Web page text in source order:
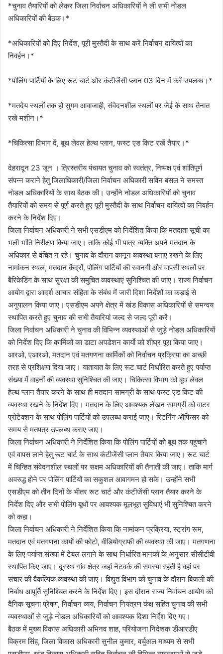
*चुनाव तैयारियों को लेकर जिला निर्वाचन अधिकारियों ने ली सभी नोडल
अधिकारियों की बैठक।*
*अधिकारियों को दिए निर्देश, पूरी मुस्तैदी के साथ करें निर्वाचन दायित्वों का
निवर्हन।*
*पोलिंग पार्टियों के लिए रूट चार्ट और कंटीजेंसी प्लान 03 दिन में करें उपलब्ध।*
*मतदेय स्थलों तक हो सुगम आवाजाही, संवेदनशील स्थलों पर जेई के साथ तैनात
रखे मशीन।*
*चिकित्सा विभाग दें, बूथ लेवल हेल्थ प्लान, फस्ट एड किट रखें तैयार।*
देहरादून 23 जून । त्रिस्तरीय पंचायत चुनाव को स्वतंत्र, निष्पक्ष एवं शांतिपूर्ण
संपन्न कराने हेतु जिलाधिकारी/जिला निर्वाचन अधिकारी सविन बंसल ने समस्त
नोडल अधिकारियों के साथ बैठक की। उन्होंने नोडल अधिकारियों को चुनाव
तैयारियों को समय से पूर्ण करते हुए पूरी मुस्तैदी के साथ निर्वाचन दायित्वों का निवर्हन
करने के निर्देश दिए।
जिला निर्वाचन अधिकारी ने सभी एसडीएम को निर्देशित किया कि मतदाता सूची का
भली भांति निरीक्षण किया जाए। ताकि कोई भी पात्र व्यक्ति अपने मतदान के
अधिकार से वंचित न रहे। चुनाव के दौरान कानून व्यवस्था बनाए रखने के लिए
नामांकन स्थल, मतदान केंद्रों, पोलिंग पार्टियों की रवानगी और वापसी स्थलों पर
बैरिकेडिंग के साथ सुरक्षा की समुचित व्यवस्थाएं सुनिश्चित की जाए। राज्य निर्वाचन
आयोग द्वारा आदर्श आचार संहिता के संबंध में जारी दिशा निर्देशों का कड़ाई से
अनुपालन किया जाए। एसडीएम अपने क्षेत्र में खंड विकास अधिकारियों से समन्वय
स्थापित करते हुए चुनाव की सभी तैयारियां जल्द से जल्द पूरी करें।
जिला निर्वाचन अधिकारी ने चुनाव की विभिन्न व्यवस्थाओं से जुड़े नोडल अधिकारियों
को निर्देश दिए कि कार्मिकों का डाटा अपडेशन कार्याे को शीघ्र पूरा किया जाए।
आरओ, एआरओ, मतदान एवं मतगणना कार्मिकों को निर्वाचन प्रक्रिया का अच्छी
तरह से प्रशिक्षण दिया जाए। यातायात के लिए रूट चार्ट निर्धारित करते हुए पर्याप्त
संख्या में वाहनों की व्यवस्था सुनिश्चित की जाए। चिकित्सा विभाग को बूथ लेवल
हेल्थ प्लान तैयार करने के साथ ही मतदान सामग्री के साथ फस्ट एड किट की
व्यवस्था रखने के निर्देश दिए। मतदान के लिए आवश्यक लेखन सामग्री को वाटर
प्रोटेक्शन के साथ पोलिंग पार्टियों को उपलब्ध कराई जाए। रिटर्निंग ऑफिसर को
समय से मतपत्र उपलब्ध कराए जाए।
जिला निर्वाचन अधिकारी ने निर्देशित किया कि पोलिंग पार्टियों को बूथ तक पहुंचाने
एवं वापस लाने हेतु रूट चार्ट के साथ कंटीजेंसी प्लान तैयार किया जाए। रूट चार्ट
में चिन्हित संवेदनशील स्थलों पर सक्षम अधिकारियों की तैनाती की जाए। ताकि मार्ग
अवरुद्ध होने पर पोलिंग पार्टियों का सकुशल आवागमन हो सके। उन्होंने सभी
एसडीएम को तीन दिनों के भीतर रूट चार्ट और कंटीजेंसी प्लान तैयार करने के
निर्देश दिए और सभी पोलिंग बूथों पर आवश्यक मूलभूत सुविधाएं भी सुनिश्चित करने
को कहा।
जिला निर्वाचन अधिकारी ने निर्देशित किया कि नामांकन प्रक्रिया, स्ट्रांग रूम,
मतदान एवं मतगणना कार्याे की फोटो, वीडियोग्राफी की व्यवस्था की जाए। मतगणना
के लिए पर्याप्त संख्या में टेबल लगाने के साथ निर्धारित मानकों के अनुसार सीसीटीवी
स्थापित किए जाए। दूरस्थ गांव क्षेत्र जहां नेटवर्क की समस्या रहती है वहां पर
संचार की वैकल्पिक व्यवस्था की जाए। विद्युत विभाग को चुनाव के दौरान बिजली की
निर्बाध आपूर्ति सुनिश्चित करने के निर्देश दिए। इस दौरान राज्य निर्वाचन आयोग को
दैनिक सूचना प्रेषण, निर्वाचन व्यय, निर्वाचन नियंत्रण कंक्ष सहित चुनाव की सभी
व्यवस्थाओं से जुड़े नोडल अधिकारियों को आवश्यक दिशा निर्देश दिए गए।
बैठक में मुख्य विकास अधिकारी अभिनव शाह, परियोजना निदेशक डीआरडीए
विक्रम सिंह, जिला विकास अधिकारी सुनील कुमार, वर्चुअल माध्यम से सभी